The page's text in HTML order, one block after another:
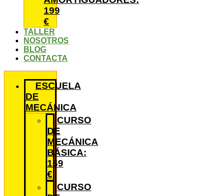
199
€
TALLER
NOSOTROS
BLOG
CONTACTA
ESCUELA
DE
MECÁNICA
CURSO
DE
MECÁNICA
BÁSICA:
169
€
CURSO